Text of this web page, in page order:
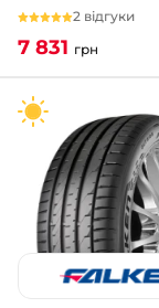
2 відгуки
7 831 грн